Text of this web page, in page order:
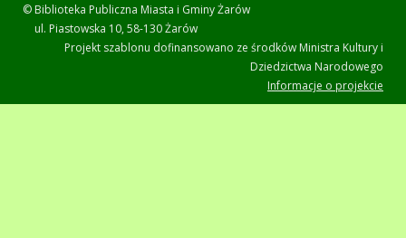
© Biblioteka Publiczna Miasta i Gminy Żarów
ul. Piastowska 10, 58-130 Żarów
Projekt szablonu dofinansowano ze środków Ministra Kultury i
Dziedzictwa Narodowego
Informacje o projekcie